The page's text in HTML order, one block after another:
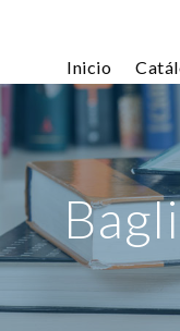
Inicio